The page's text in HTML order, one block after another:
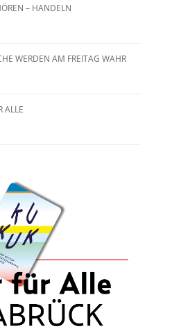
– HANDELN
WERDEN AM FREITAG WAHR
ALLE